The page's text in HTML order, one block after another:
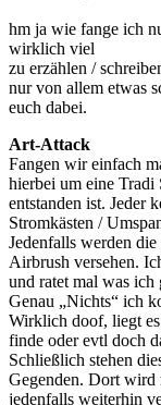
hm ja wie fange ich
wirklich viel
zu erzählen /
nur von allem etwas
euch dabei.
Art-Attack
Fangen wir einfach
hierbei um eine Tradi
entstanden ist. Jeder
Stromkästen /
Jedenfalls werden
Airbrush versehen.
und ratet mal was
Genau „Nichts“ ich
Wirklich doof, liegt
finde oder evtl doch
Schließlich stehen
Gegenden. Dort wird
jedenfalls weiterhin